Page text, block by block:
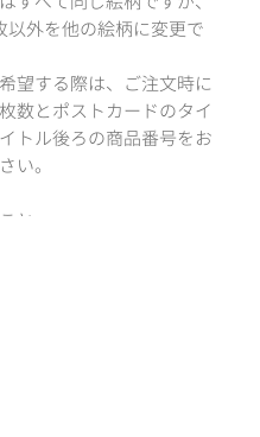
以外を他の絵柄に変更で
望する際は、ご注文時に
数とポストカードのタイ
トル後ろの商品番号をお
い。
と